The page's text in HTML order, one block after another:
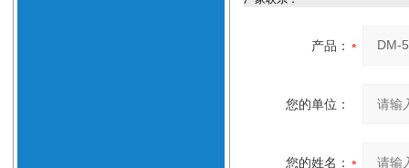
产品：
您的单位：
您的姓名：